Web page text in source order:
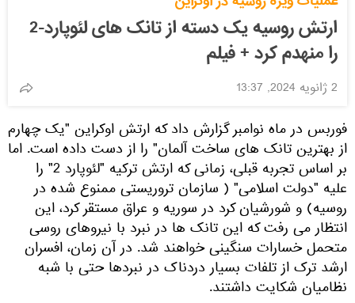
ارتش روسیه یک دسته از تانک های لئوپارد-2
را منهدم کرد + فیلم
2 ژانویه 2024, 13:37
فوربس در ماه نوامبر گزارش داد که ارتش اوکراین "یک چهارم
از بهترین تانک های ساخت آلمان" را از دست داده است. اما
بر اساس تجربه قبلی، زمانی که ارتش ترکیه "لئوپارد 2" را
علیه "دولت اسلامی" ( سازمان تروریستی ممنوع شده در
روسیه) و شورشیان کرد در سوریه و عراق مستقر کرد، این
انتظار می رفت که این تانک ها در نبرد با نیروهای روسی
متحمل خسارات سنگینی خواهند شد. در آن زمان، افسران
ارشد ترک از تلفات بسیار دردناک در نبردها حتی با شبه
نظامیان شکایت داشتند.